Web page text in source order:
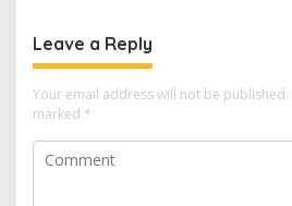
Leave a Reply
Your email address will not be published.
marked *